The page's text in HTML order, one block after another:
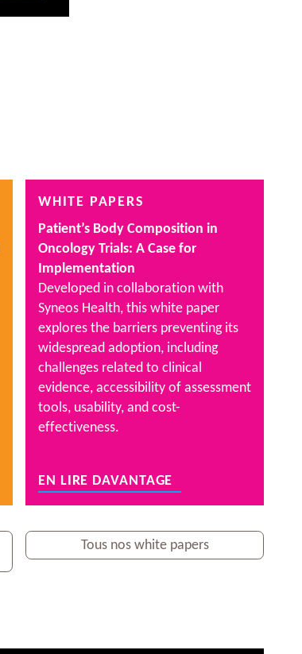
WHITE PAPERS
Patient’s Body Composition in
Oncology Trials: A Case for
Implementation
Developed in collaboration with
Syneos Health, this white paper
explores the barriers preventing its
widespread adoption, including
challenges related to clinical
evidence, accessibility of assessment
tools, usability, and cost-
effectiveness.
EN LIRE DAVANTAGE
Tous nos white papers